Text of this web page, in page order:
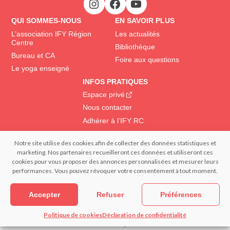
Notre site utilise des cookies afin de collecter des données statistiques et
marketing. Nos partenaires recueilleront ces données et utiliseront ces
cookies pour vous proposer des annonces personnalisées et mesurer leurs
performances. Vous pouvez révoquer votre consentement à tout moment.
Accepter Refuser Préférences
Politique de cookiesDéclaration de confidentialité
S’informer Pratiquer
Devenir
Espace privé
QUI SOMMES-NOUS
L’association IFY Région
Centre
Bureau et CA
Le yoga enseigné
EN SAVOIR PLUS
Les actualités
Bibliothèque
Foire aux questions
INFOS PRATIQUES
Espace privé
Nous contacter
Adhérer à l’IFY RC
© 2022 IFY Institut Français du Yoga | Tous droits réservés – Reproduction
interdite | Réalisation : – FRANCECOM, Agence digitale
Mentions légales Confidentialité et données personnelles
Politique de cookies (EU)